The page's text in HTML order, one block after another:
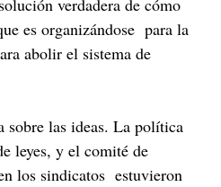
verdadera de cómo
es organizándose para la
abolir el sistema de
sobre las ideas. La política
leyes, y el comité de
los sindicatos estuvieron